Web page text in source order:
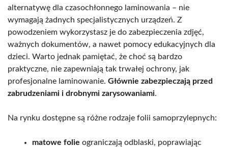
alternatywę dla czasochłonnego laminowania – nie
wymagają żadnych specjalistycznych urządzeń. Z
powodzeniem wykorzystasz je do zabezpieczenia zdjęć,
ważnych dokumentów, a nawet pomocy edukacyjnych dla
dzieci. Warto jednak pamiętać, że choć są bardzo
praktyczne, nie zapewniają tak trwałej ochrony, jak
profesjonalne laminowanie. Głównie zabezpieczają przed
zabrudzeniami i drobnymi zarysowaniami.
Na rynku dostępne są różne rodzaje folii samoprzylepnych:
matowe folie ograniczają odblaski, poprawiając